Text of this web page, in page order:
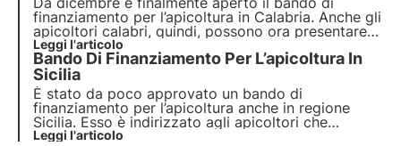
finanziamento per l’apicoltura in Calabria. Anche gli
apicoltori calabri, quindi, possono ora presentare
domanda per la loro attività apistica. Il nuovo
bando è stato approvato nell’ottica di migliorare la
valorizzazione dell'apicoltura.
Leggi l'articolo
Bando Di Finanziamento Per L’apicoltura In
Sicilia
È stato da poco approvato un bando di
finanziamento per l’apicoltura anche in regione
Sicilia. Esso è indirizzato agli apicoltori che
intendono incrementare la propria produzione e
Leggi l'articolo